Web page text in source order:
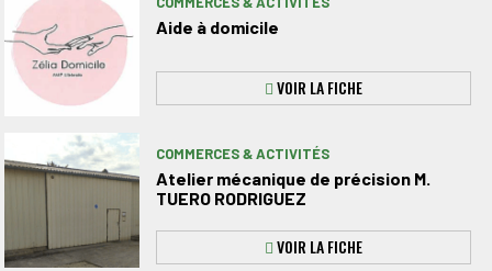
Aide à domicile
VOIR LA FICHE
COMMERCES & ACTIVITÉS
Atelier mécanique de précision M.
TUERO RODRIGUEZ
VOIR LA FICHE